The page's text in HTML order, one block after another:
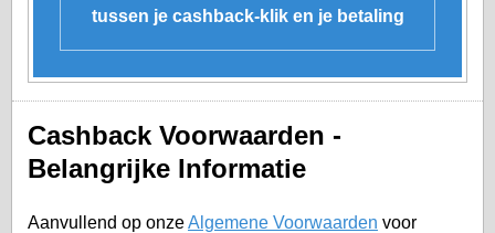
tussen je cashback-klik en je betaling
Cashback Voorwaarden -
Belangrijke Informatie
Aanvullend op onzeAlgemene Voorwaarden voor